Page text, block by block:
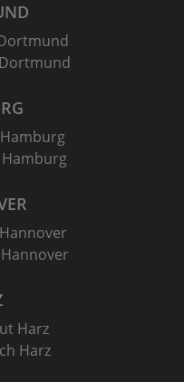
Hamburg
Harz
Harz